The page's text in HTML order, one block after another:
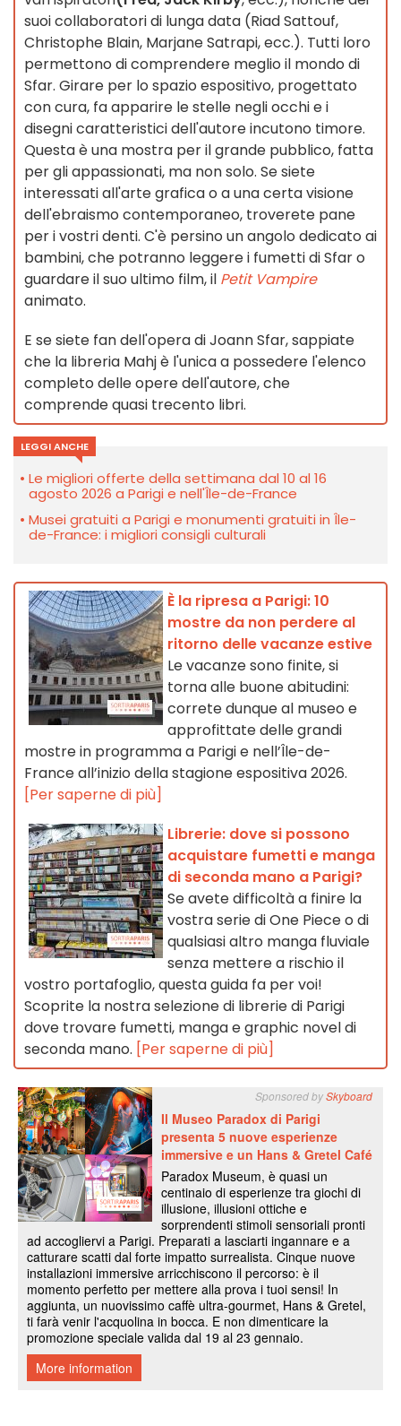
suoi collaboratori di lunga data (Riad Sattouf,
Christophe Blain, Marjane Satrapi, ecc.). Tutti loro
permettono di comprendere meglio il mondo di
Sfar. Girare per lo spazio espositivo, progettato
con cura, fa apparire le stelle negli occhi e i
disegni caratteristici dell'autore incutono timore.
Questa è una mostra per il grande pubblico, fatta
per gli appassionati, ma non solo. Se siete
interessati all'arte grafica o a una certa visione
dell'ebraismo contemporaneo, troverete pane
per i vostri denti. C'è persino un angolo dedicato ai
bambini, che potranno leggere i fumetti di Sfar o
guardare il suo ultimo film, il Petit Vampire
animato.
E se siete fan dell'opera di Joann Sfar, sappiate
che la libreria Mahj è l'unica a possedere l'elenco
completo delle opere dell'autore, che
comprende quasi trecento libri.
LEGGI ANCHE
Le migliori offerte della settimana dal 10 al 16
agosto 2026 a Parigi e nell'Île-de-France
Musei gratuiti a Parigi e monumenti gratuiti in Île-
de-France: i migliori consigli culturali
È la ripresa a Parigi: 10
mostre da non perdere al
ritorno delle vacanze estive
Le vacanze sono finite, si
torna alle buone abitudini:
correte dunque al museo e
approfittate delle grandi
mostre in programma a Parigi e nell’Île-de-
France all’inizio della stagione espositiva 2026.
[Per saperne di più]
Librerie: dove si possono
acquistare fumetti e manga
di seconda mano a Parigi?
Se avete difficoltà a finire la
vostra serie di One Piece o di
qualsiasi altro manga fluviale
senza mettere a rischio il
vostro portafoglio, questa guida fa per voi!
Scoprite la nostra selezione di librerie di Parigi
dove trovare fumetti, manga e graphic novel di
seconda mano. [Per saperne di più]